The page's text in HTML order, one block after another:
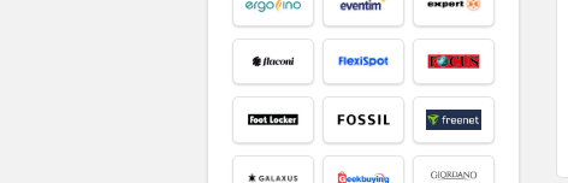
Supermarkt &
Restaurants
Tiere & Tierbedarf
Uhren & Schmuck
Uncategorized
Urlaub & Reisen